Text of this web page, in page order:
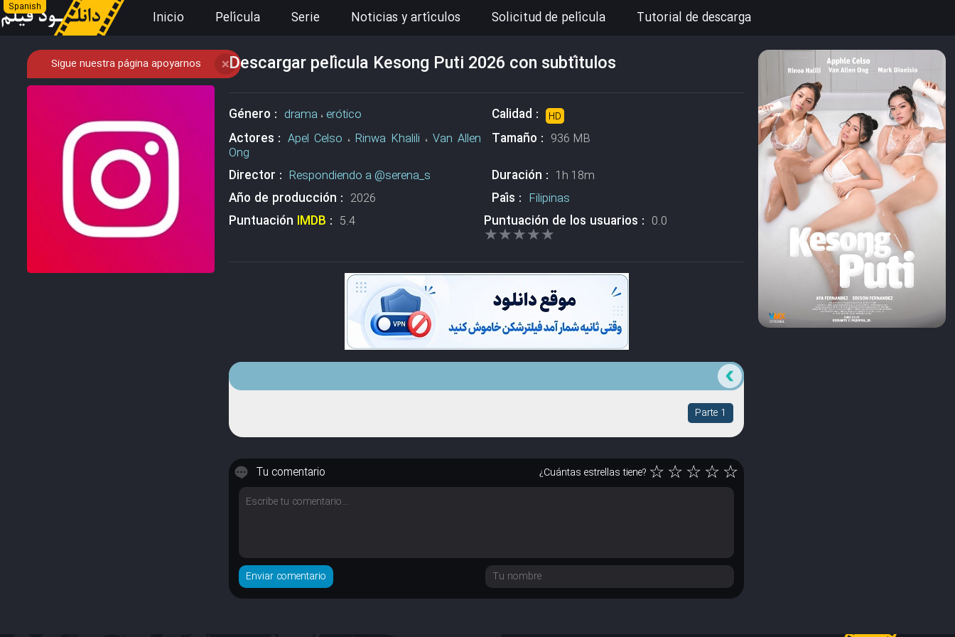
Spanish
Inicio Película Serie Noticias y artículos Solicitud de película Tutorial de descarga
Sigue nuestra página apoyarnos ❌Descargar película Kesong Puti 2026 con subtítulos
Género : drama ، erótico Calidad : HD
Actores : Apel Celso ،Rinwa Khalili ،Van Allen
Ong
Tamaño : 936 MB
Director : Respondiendo a @serena_s Duración : 1h 18m
Año de producción : 2026 País : Filipinas
Puntuación IMDB : 5.4 Puntuación de los usuarios : 0.0
★★★★★
★★★★★
Parte 1
Tu comentario ¿Cuántas estrellas tiene? ☆☆☆☆☆